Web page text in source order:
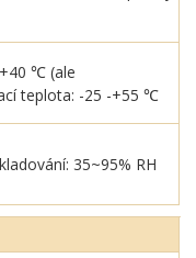
℃ (ale
teplota: -25 -+55 ℃
35~95% RH